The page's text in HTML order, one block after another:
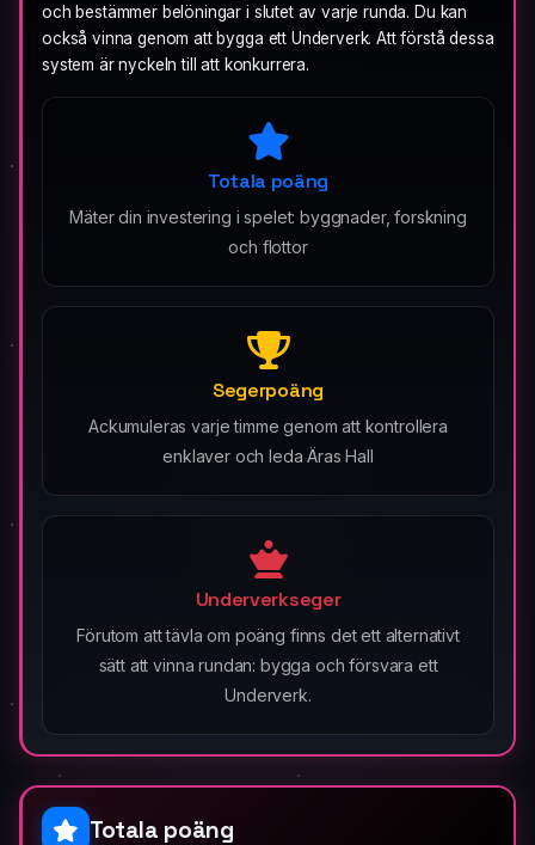
och bestämmer belöningar i slutet av varje runda. Du kan
också vinna genom att bygga ett Underverk. Att förstå dessa
system är nyckeln till att konkurrera.
Totala poäng
Mäter din investering i spelet: byggnader, forskning
och flottor
Segerpoäng
Ackumuleras varje timme genom att kontrollera
enklaver och leda Äras Hall
Underverkseger
Förutom att tävla om poäng finns det ett alternativt
sätt att vinna rundan: bygga och försvara ett
Underverk.
Totala poäng